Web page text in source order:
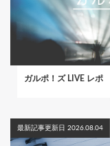
ガルポ！ズ LIVE レポ
最新記事更新日 2026.08.04